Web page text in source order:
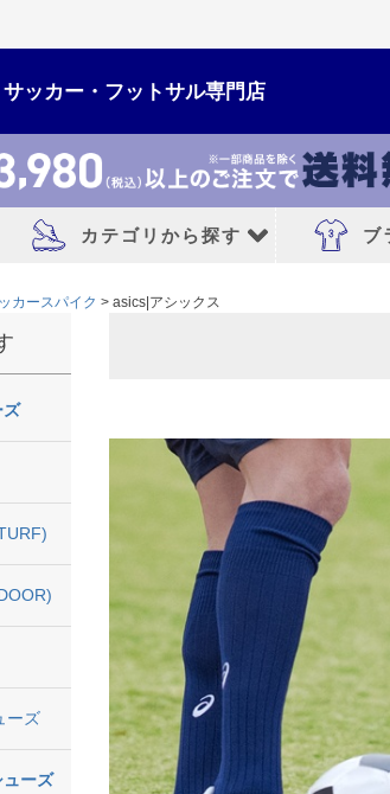
サッカー・フットサル専門店
ーム
Collection
コーナー
カテゴリから探す
大人用フットボールシューズ
フットサルシューズ
ランニングシューズ
サンダル|カジュアルシューズ
ジュニア用フットボールシューズ
Jr サッカースパイク
Jr トレーニングシューズ (TURF)
Jr フットサルシューズ (INDOOR)
レプリカウェア
ブ
カースパイク asics|アシックス
ズ
ーズ
ーズ